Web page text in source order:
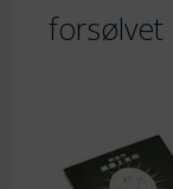
forsølvet